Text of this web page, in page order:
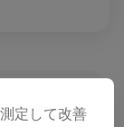
定して改善